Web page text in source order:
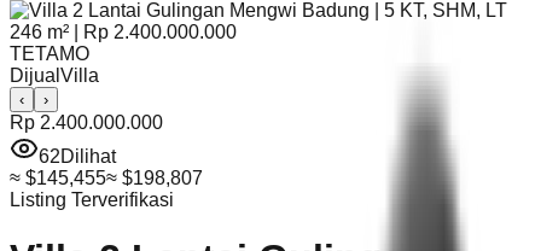
TETAMO
Dijual Villa
‹ ›
Rp 2.400.000.000
62Dilihat
≈ $145,455≈ $198,807
Listing Terverifikasi